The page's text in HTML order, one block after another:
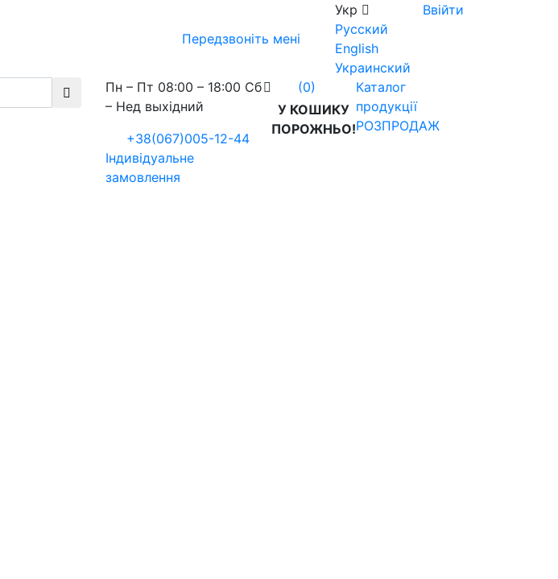
Передзвоніть мені
Укр
Русский
English
Украинский
Ввійти
Пн – Пт 08:00 – 18:00 Сб
– Нед выхідний
+38(067)005-12-44
Індивідуальне
замовлення
(0)
У КОШИКУ
ПОРОЖНЬО!
Каталог
продукції
РОЗПРОДАЖ